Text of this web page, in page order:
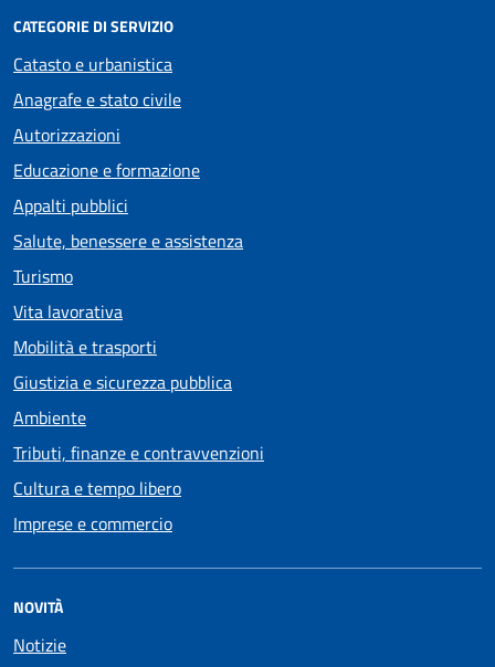
CATEGORIE DI SERVIZIO
Catasto e urbanistica
Anagrafe e stato civile
Autorizzazioni
Educazione e formazione
Appalti pubblici
Salute, benessere e assistenza
Turismo
Vita lavorativa
Mobilità e trasporti
Giustizia e sicurezza pubblica
Ambiente
Tributi, finanze e contravvenzioni
Cultura e tempo libero
Imprese e commercio
NOVITÀ
Notizie